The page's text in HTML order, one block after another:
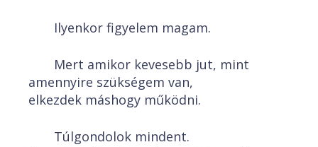
Ilyenkor figyelem magam.
Mert amikor kevesebb jut, mint
amennyire szükségem van,
elkezdek máshogy működni.
Túlgondolok mindent.